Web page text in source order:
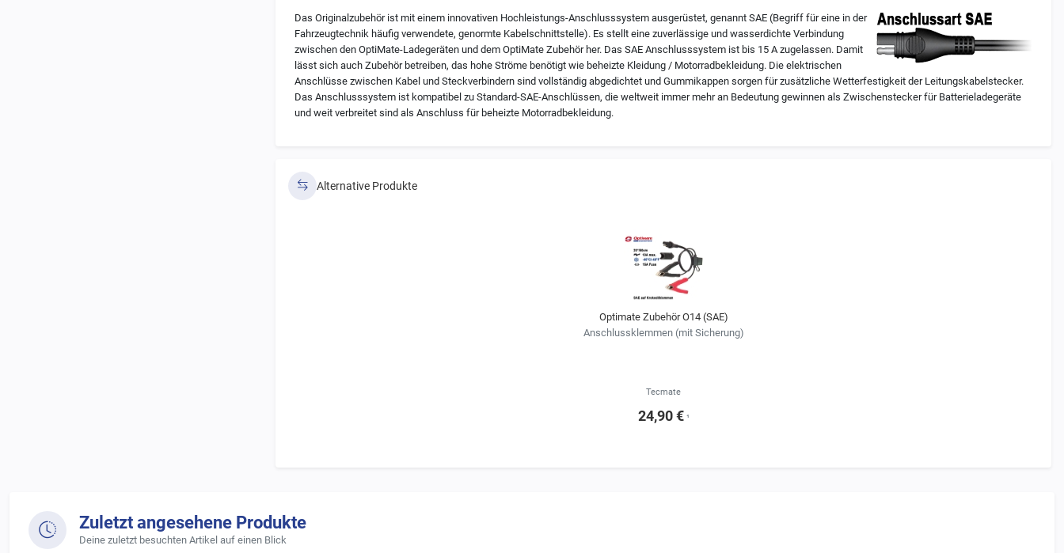
Das Originalzubehör ist mit einem innovativen Hochleistungs-Anschlusssystem ausgerüstet, genannt SAE (Begriff für eine in der
Fahrzeugtechnik häufig verwendete, genormte Kabelschnittstelle). Es stellt eine zuverlässige und wasserdichte Verbindung
zwischen den OptiMate-Ladegeräten und dem OptiMate Zubehör her. Das SAE Anschlusssystem ist bis 15 A zugelassen. Damit
lässt sich auch Zubehör betreiben, das hohe Ströme benötigt wie beheizte Kleidung / Motorradbekleidung. Die elektrischen
Anschlüsse zwischen Kabel und Steckverbindern sind vollständig abgedichtet und Gummikappen sorgen für zusätzliche Wetterfestigkeit der Leitungskabelstecker.
Das Anschlusssystem ist kompatibel zu Standard-SAE-Anschlüssen, die weltweit immer mehr an Bedeutung gewinnen als Zwischenstecker für Batterieladegeräte
und weit verbreitet sind als Anschluss für beheizte Motorradbekleidung.
Alternative Produkte
Optimate Zubehör O14 (SAE)
Anschlussklemmen (mit Sicherung)
Tecmate
24,90 € ¹
Zuletzt angesehene Produkte
Deine zuletzt besuchten Artikel auf einen Blick